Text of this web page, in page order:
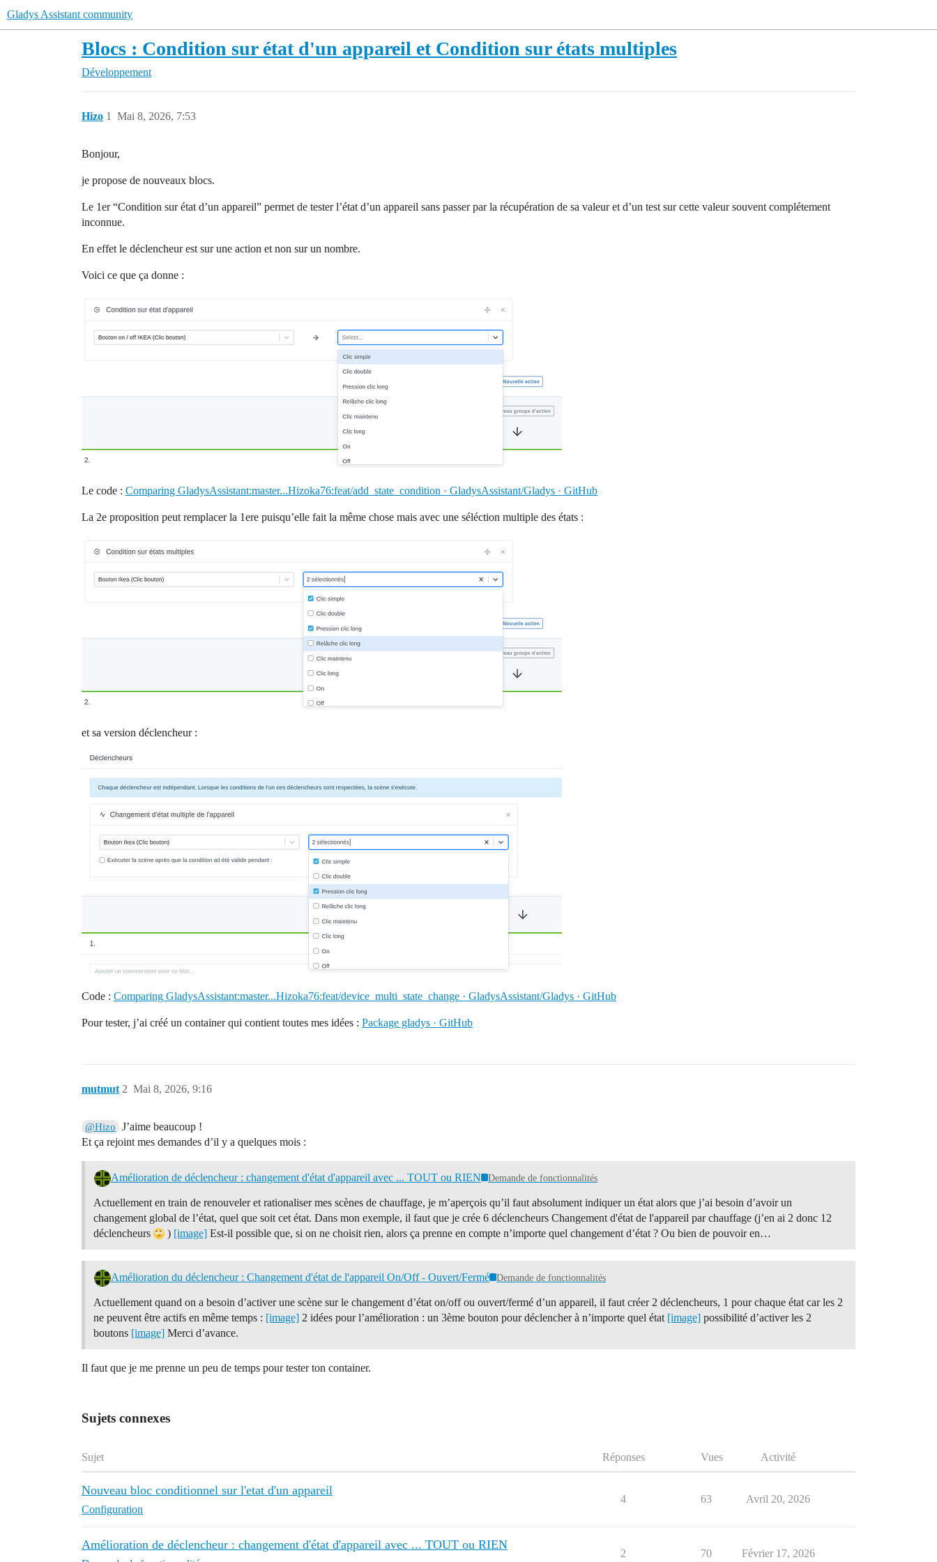
Gladys Assistant community
Blocs : Condition sur état d'un appareil et Condition sur états multiples
Développement
Hizo Mai 8, 2026, 7:53
1
Bonjour,
je propose de nouveaux blocs.
Le 1er “Condition sur état d’un appareil” permet de tester l’état d’un appareil sans passer par la récupération de sa valeur et d’un test sur cette valeur souvent complétement
inconnue.
En effet le déclencheur est sur une action et non sur un nombre.
Voici ce que ça donne :
Le code : Comparing GladysAssistant:master...Hizoka76:feat/add_state_condition · GladysAssistant/Gladys · GitHub
La 2e proposition peut remplacer la 1ere puisqu’elle fait la même chose mais avec une séléction multiple des états :
et sa version déclencheur :
Code : Comparing GladysAssistant:master...Hizoka76:feat/device_multi_state_change · GladysAssistant/Gladys · GitHub
Pour tester, j’ai créé un container qui contient toutes mes idées : Package gladys · GitHub
mutmut Mai 8, 2026, 9:16
2
@Hizo
J’aime beaucoup !
Et ça rejoint mes demandes d’il y a quelques mois :
Amélioration de déclencheur : changement d'état d'appareil avec ... TOUT ou RIEN Demande de fonctionnalités
Actuellement en train de renouveler et rationaliser mes scènes de chauffage, je m’aperçois qu’il faut absolument indiquer un état alors que j’ai besoin d’avoir un
changement global de l’état, quel que soit cet état. Dans mon exemple, il faut que je crée 6 déclencheurs Changement d'état de l'appareil par chauffage (j’en ai 2 donc 12
déclencheurs
) [image] Est-il possible que, si on ne choisit rien, alors ça prenne en compte n’importe quel changement d’état ? Ou bien de pouvoir en…
Amélioration du déclencheur : Changement d'état de l'appareil On/Off - Ouvert/Fermé Demande de fonctionnalités
Actuellement quand on a besoin d’activer une scène sur le changement d’état on/off ou ouvert/fermé d’un appareil, il faut créer 2 déclencheurs, 1 pour chaque état car les 2
ne peuvent être actifs en même temps : [image] 2 idées pour l’amélioration : un 3ème bouton pour déclencher à n’importe quel état [image] possibilité d’activer les 2
boutons [image] Merci d’avance.
Il faut que je me prenne un peu de temps pour tester ton container.
Sujets connexes
Sujet Réponses Vues Activité
Nouveau bloc conditionnel sur l'etat d'un appareil
Configuration
4 63 Avril 20, 2026
Amélioration de déclencheur : changement d'état d'appareil avec ... TOUT ou RIEN
2 70 Février 17, 2026